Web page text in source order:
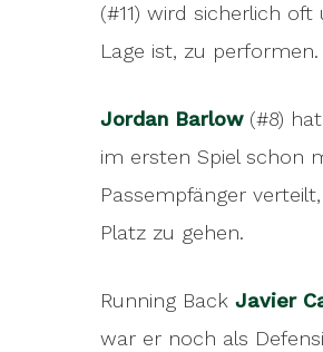
(#11) wird sicherlich
Lage ist, zu performen.
Jordan Barlow(#8) hat
im ersten Spiel schon
Passempfänger
Platz zu gehen.
Running Back Javier
war er noch als